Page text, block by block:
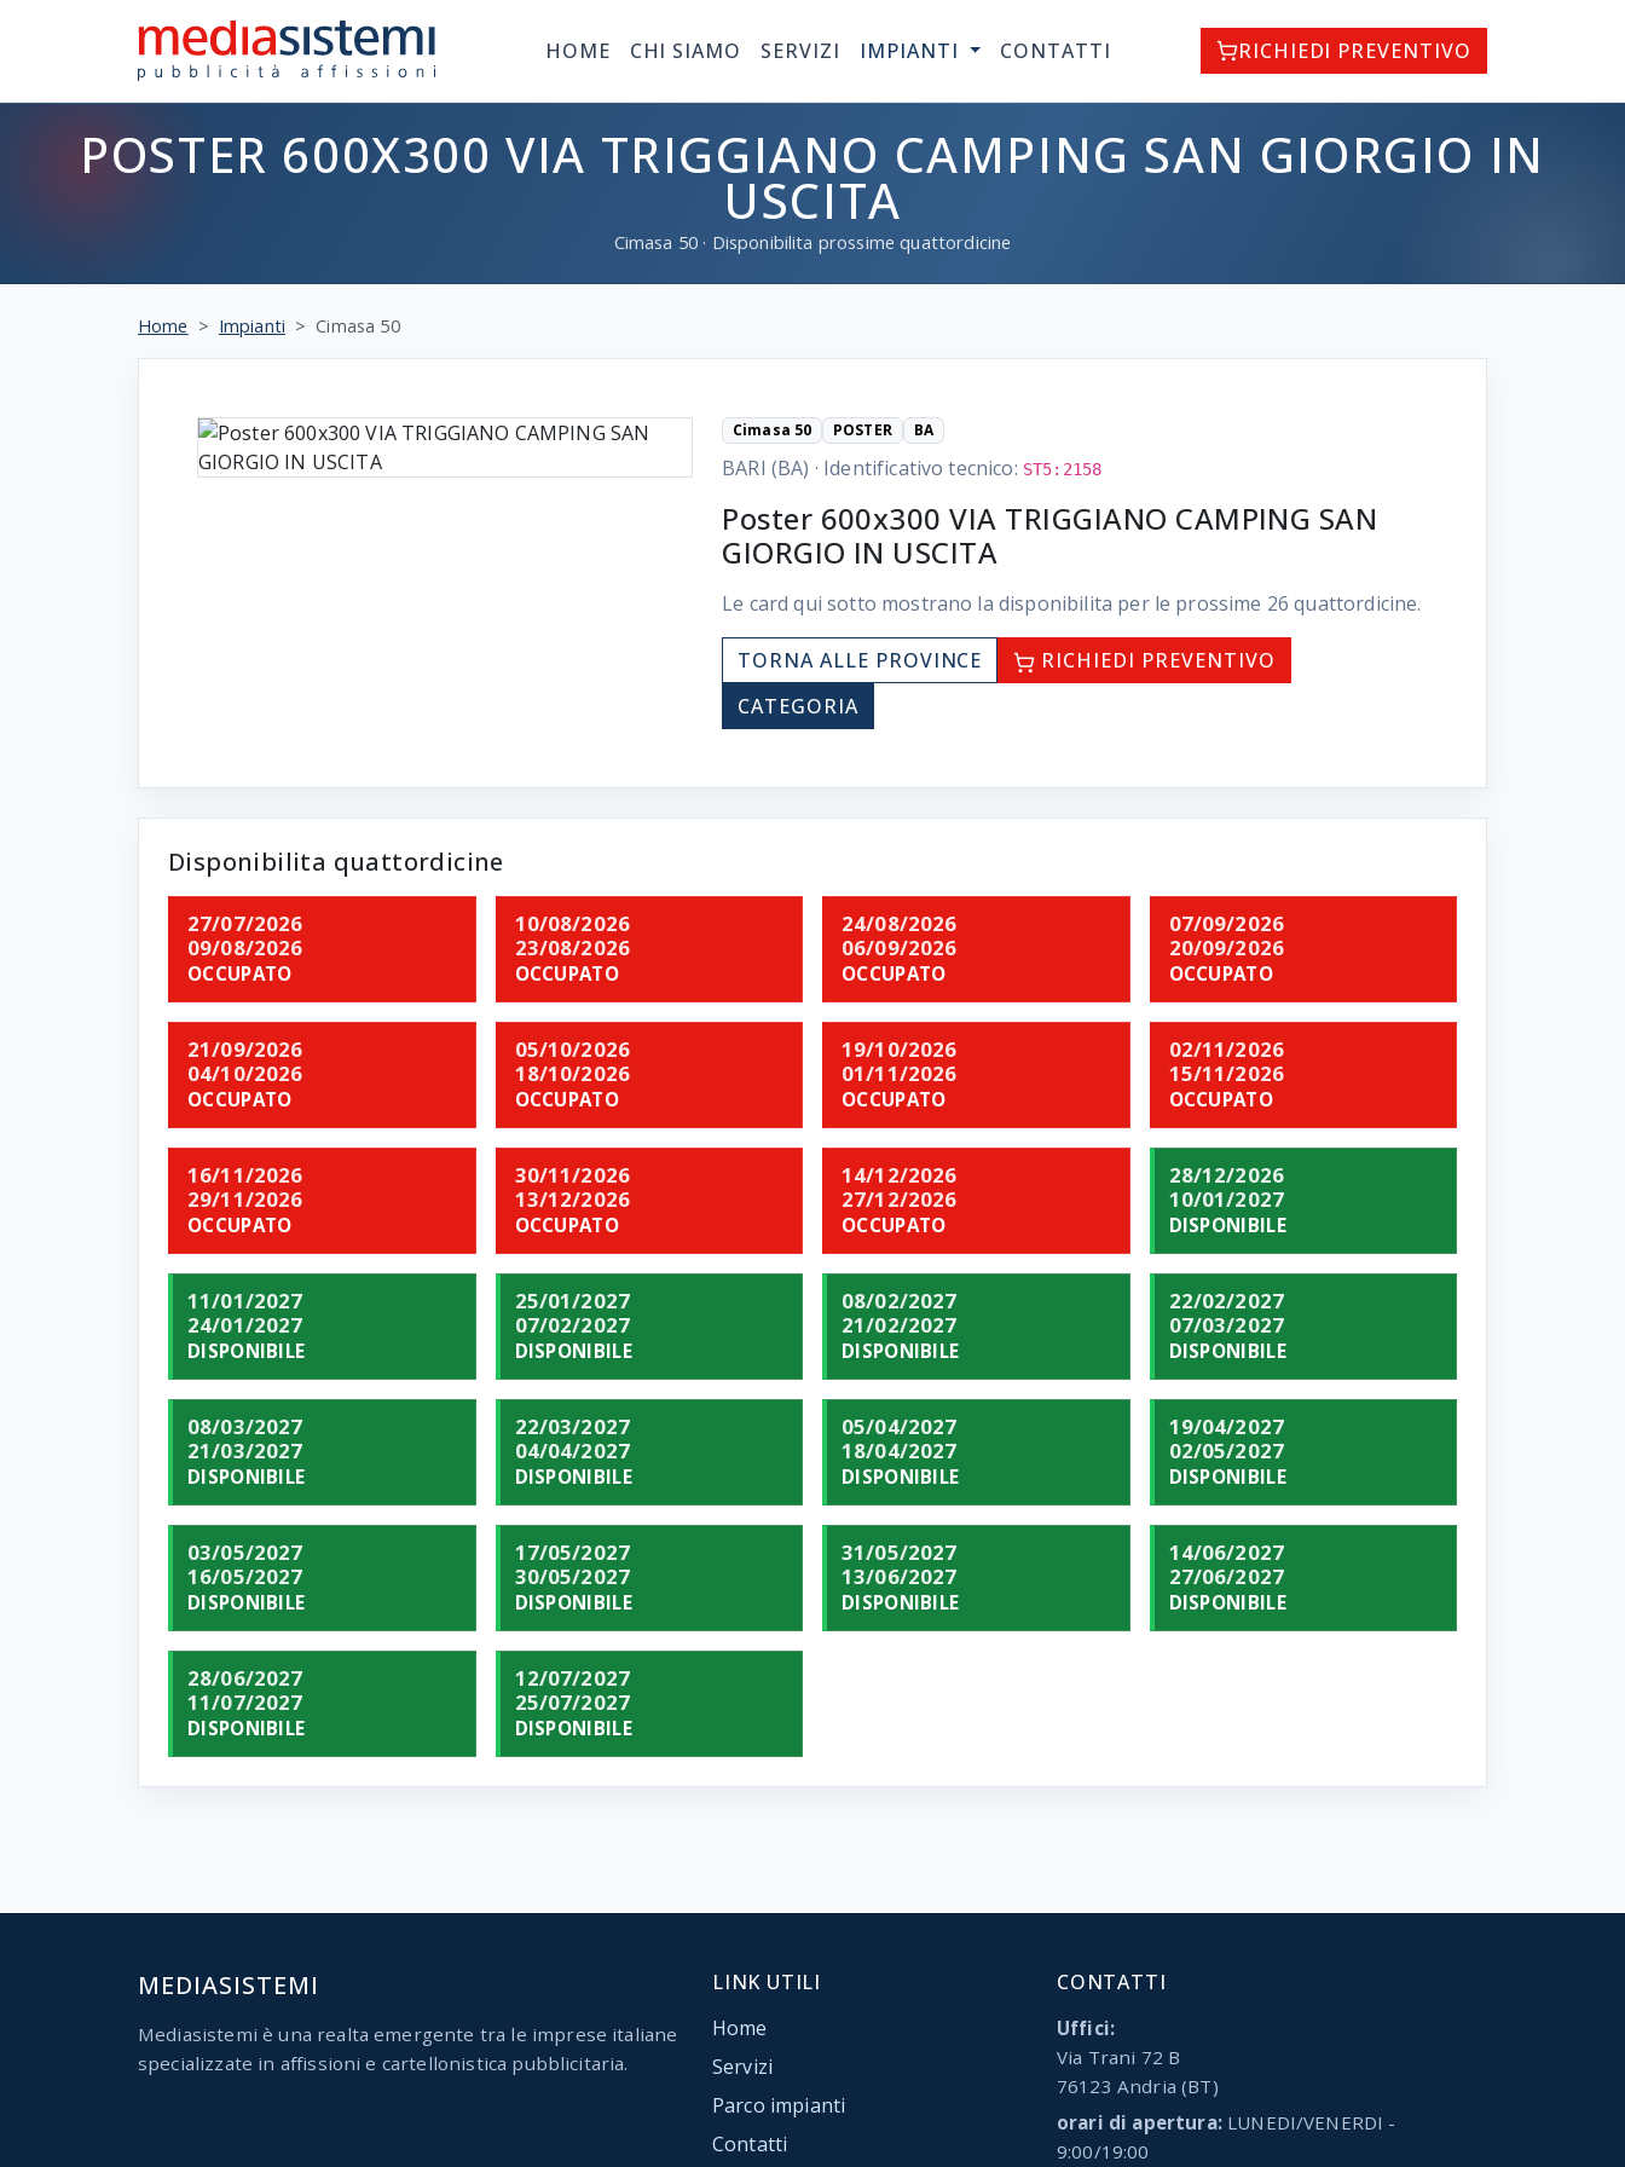
HOME CHI SIAMO SERVIZI IMPIANTI CONTATTI RICHIEDI PREVENTIVO
POSTER 600X300 VIA TRIGGIANO CAMPING SAN GIORGIO IN
USCITA
Cimasa 50 · Disponibilita prossime quattordicine
Home Impianti Cimasa 50
Cimasa 50 POSTER BA
BARI (BA) · Identificativo tecnico: ST5:2158
Poster 600x300 VIA TRIGGIANO CAMPING SAN
GIORGIO IN USCITA
Le card qui sotto mostrano la disponibilita per le prossime 26 quattordicine.
TORNA ALLE PROVINCE
RICHIEDI PREVENTIVO
CATEGORIA
Disponibilita quattordicine
27/07/2026
09/08/2026
OCCUPATO
10/08/2026
23/08/2026
OCCUPATO
24/08/2026
06/09/2026
OCCUPATO
07/09/2026
20/09/2026
OCCUPATO
21/09/2026
04/10/2026
OCCUPATO
05/10/2026
18/10/2026
OCCUPATO
19/10/2026
01/11/2026
OCCUPATO
02/11/2026
15/11/2026
OCCUPATO
16/11/2026
29/11/2026
OCCUPATO
30/11/2026
13/12/2026
OCCUPATO
14/12/2026
27/12/2026
OCCUPATO
28/12/2026
10/01/2027
DISPONIBILE
11/01/2027
24/01/2027
DISPONIBILE
25/01/2027
07/02/2027
DISPONIBILE
08/02/2027
21/02/2027
DISPONIBILE
22/02/2027
07/03/2027
DISPONIBILE
08/03/2027
21/03/2027
DISPONIBILE
22/03/2027
04/04/2027
DISPONIBILE
05/04/2027
18/04/2027
DISPONIBILE
19/04/2027
02/05/2027
DISPONIBILE
03/05/2027
16/05/2027
DISPONIBILE
17/05/2027
30/05/2027
DISPONIBILE
31/05/2027
13/06/2027
DISPONIBILE
14/06/2027
27/06/2027
DISPONIBILE
28/06/2027
11/07/2027
DISPONIBILE
12/07/2027
25/07/2027
DISPONIBILE
MEDIASISTEMI
Mediasistemi è una realta emergente tra le imprese italiane
specializzate in affissioni e cartellonistica pubblicitaria.
LINK UTILI
Home
Servizi
Parco impianti
Contatti
CONTATTI
Uffici:
Via Trani 72 B
76123 Andria (BT)
orari di apertura:LUNEDI/VENERDI -
9:00/19:00